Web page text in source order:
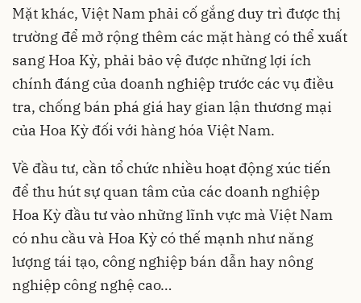
Mặt khác, Việt Nam phải cố gắng duy trì được thị
trường để mở rộng thêm các mặt hàng có thể xuất
sang Hoa Kỳ, phải bảo vệ được những lợi ích
chính đáng của doanh nghiệp trước các vụ điều
tra, chống bán phá giá hay gian lận thương mại
của Hoa Kỳ đối với hàng hóa Việt Nam.
Về đầu tư, cần tổ chức nhiều hoạt động xúc tiến
để thu hút sự quan tâm của các doanh nghiệp
Hoa Kỳ đầu tư vào những lĩnh vực mà Việt Nam
có nhu cầu và Hoa Kỳ có thế mạnh như năng
lượng tái tạo, công nghiệp bán dẫn hay nông
nghiệp công nghệ cao…